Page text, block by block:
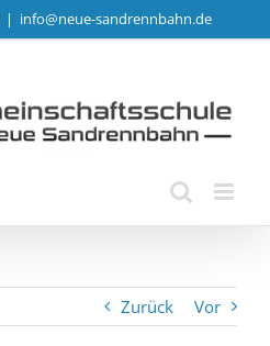
| info@neue-sandrennbahn.de
Zurück Vor